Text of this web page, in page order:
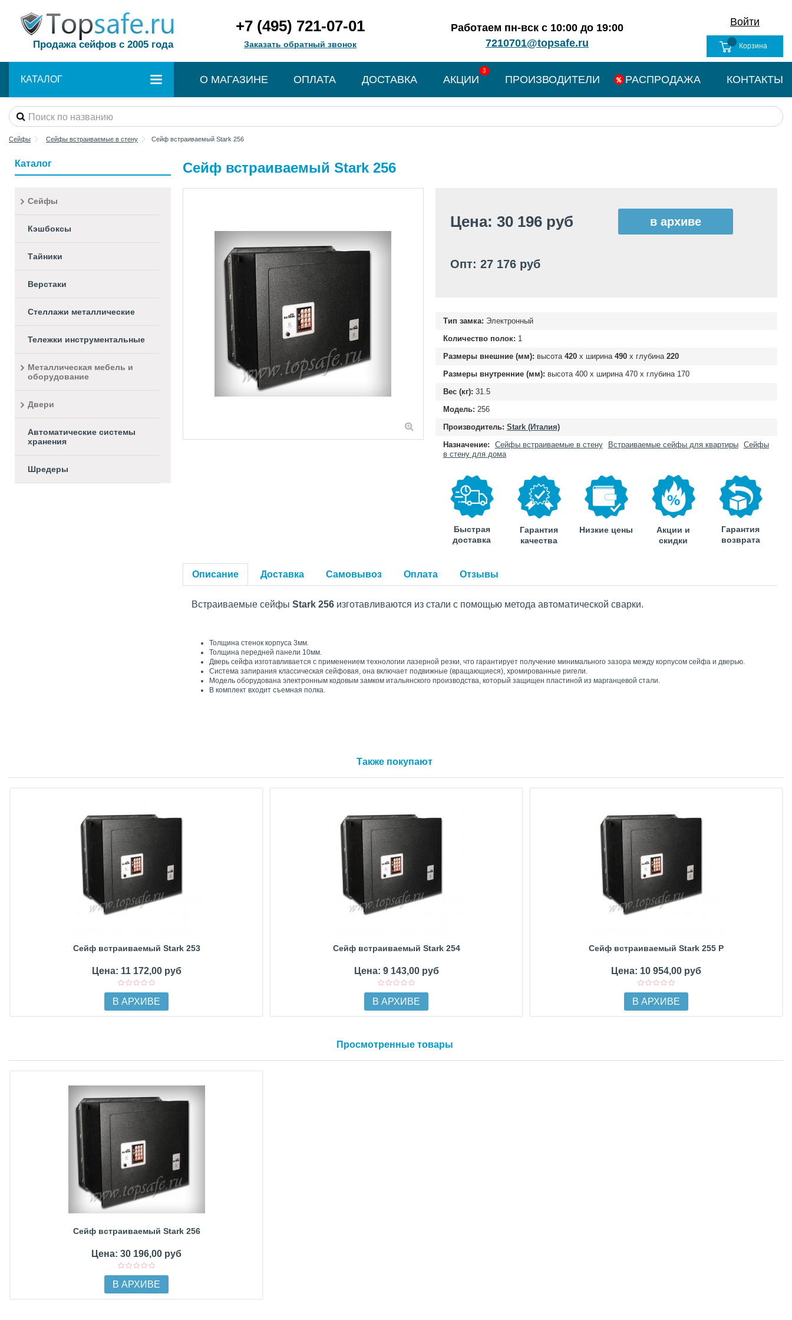
Продажа сейфов с 2005 года
Войти
Корзина
Работаем пн-вск с 10:00 до 19:00
7210701@topsafe.ru
+7 (495) 721-07-01
Заказать обратный звонок
КАТАЛОГ О МАГАЗИНЕ ОПЛАТА ДОСТАВКА
3
АКЦИИ ПРОИЗВОДИТЕЛИ РАСПРОДАЖА КОНТАКТЫ
Сейфы Сейфы встраиваемые в стену Сейф встраиваемый Stark 256
Каталог
Сейфы
Кэшбоксы
Тайники
Верстаки
Стеллажи металлические
Тележки инструментальные
Металлическая мебель и
оборудование
Двери
Автоматические системы
хранения
Шредеры
Сейф встраиваемый Stark 256
Цена: 30 196 руб
Опт: 27 176 руб
в архиве
Тип замка: Электронный
Количество полок: 1
Размеры внешние (мм): высота 420х ширина 490х глубина 220
Размеры внутренние (мм): высота 400х ширина 470х глубина 170
Вес (кг): 31.5
Модель: 256
Производитель: Stark (Италия)
Назначение:
Сейфы встраиваемые в стену Встраиваемые сейфы для квартиры
Сейфы
в стену для дома
Быстрая
доставка
Гарантия
качества
Низкие цены
Акции и
скидки
Гарантия
возврата
Описание Доставка Самовывоз Оплата Отзывы
Встраиваемые сейфы Stark 256 изготавливаются из стали с помощью метода автоматической сварки.
Толщина стенок корпуса 3мм.
Толщина передней панели 10мм.
Дверь сейфа изготавливается с применением технологии лазерной резки, что гарантирует получение минимального зазора между корпусом сейфа и дверью.
Система запирания классическая сейфовая, она включает подвижные (вращающиеся), хромированные ригели.
Модель оборудована электронным кодовым замком итальянского производства, который защищен пластиной из марганцевой стали.
В комплект входит съемная полка.
Также покупают
Сейф встраиваемый Stark 253
Цена: 11 172,00 руб
В АРХИВЕ
Сейф встраиваемый Stark 254
Цена: 9 143,00 руб
В АРХИВЕ
Сейф встраиваемый Stark 255 P
Цена: 10 954,00 руб
В АРХИВЕ
Просмотренные товары
Сейф встраиваемый Stark 256
Цена: 30 196,00 руб
В АРХИВЕ